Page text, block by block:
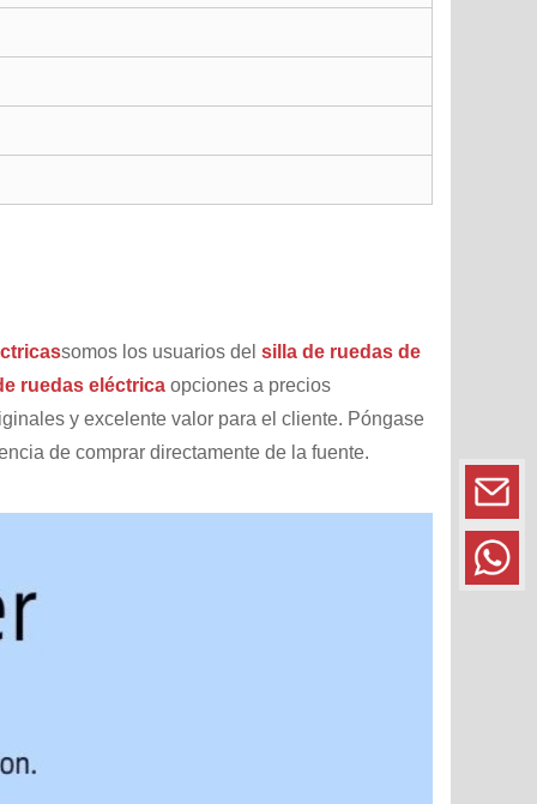
somos los usuarios del silla de ruedas de
ruedas eléctrica opciones a precios
y excelente valor para el cliente. Póngase
de comprar directamente de la fuente.